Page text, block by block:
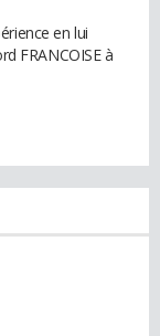
en lui
FRANCOISE à